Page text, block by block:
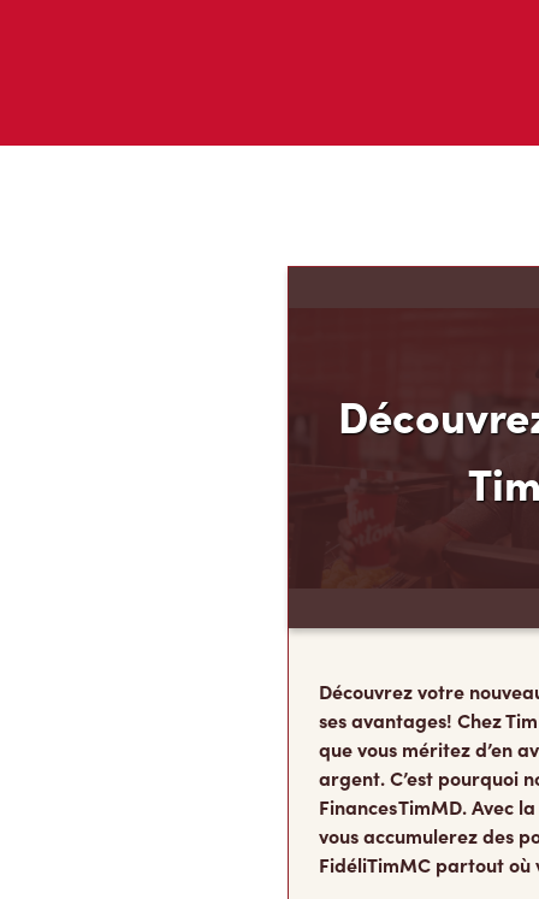
Découvrez votre
ses avantages! Chez
que vous méritez d’en
argent. C’est pourquoi
Finances TimMD. Avec